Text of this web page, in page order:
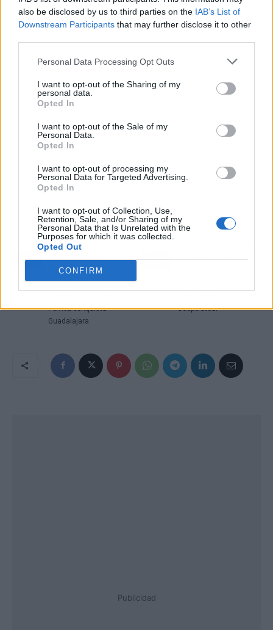
also be disclosed by us to third parties on the IAB’s List of
Downstream Participants that may further disclose it to other
Personal Data Processing Opt Outs
I want to opt-out of the Sharing of my
personal data.
Opted In
I want to opt-out of the Sale of my
Personal Data.
Opted In
I want to opt-out of processing my
Personal Data for Targeted Advertising.
Opted In
I want to opt-out of Collection, Use,
Retention, Sale, and/or Sharing of my
Personal Data that Is Unrelated with the
Purposes for which it was collected.
Opted Out
CONFIRM
Publicidad
Artículo anterior
Internacional de
Laparoscopia
Pélvica conquista
Guadalajara
Cooperatour
Publicidad